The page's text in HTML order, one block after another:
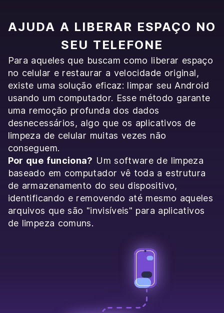
AJUDA A LIBERAR ESPAÇO NO
SEU TELEFONE
Para aqueles que buscam como liberar espaço
no celular e restaurar a velocidade original,
existe uma solução eficaz: limpar seu Android
usando um computador. Esse método garante
uma remoção profunda dos dados
desnecessários, algo que os aplicativos de
limpeza de celular muitas vezes não
conseguem.
Por que funciona? Um software de limpeza
baseado em computador vê toda a estrutura
de armazenamento do seu dispositivo,
identificando e removendo até mesmo aqueles
arquivos que são "invisíveis" para aplicativos
de limpeza comuns.